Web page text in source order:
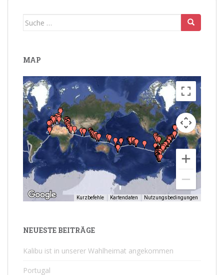
Suche
MAP
Kurzbefehle Kartendaten Nutzungsbedingungen
NEUESTE BEITRÄGE
Kalibu ist in unserer Wahlheimat angekommen
Portugal